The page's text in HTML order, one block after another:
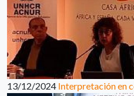
13/12/2024 Interpretación en